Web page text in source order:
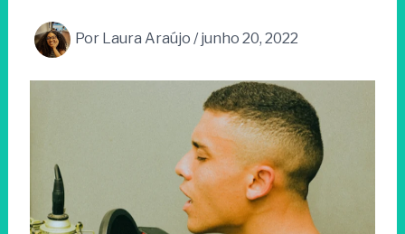
Por Laura Araújo /junho 20, 2022